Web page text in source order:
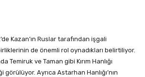
Kazan’ın Ruslar tarafından işgali
de önemli rol oynadıkları belirtiliyor.
Temiruk ve Taman gibi Kırım Hanlığı
Ayrıca Astarhan Hanlığı’nın